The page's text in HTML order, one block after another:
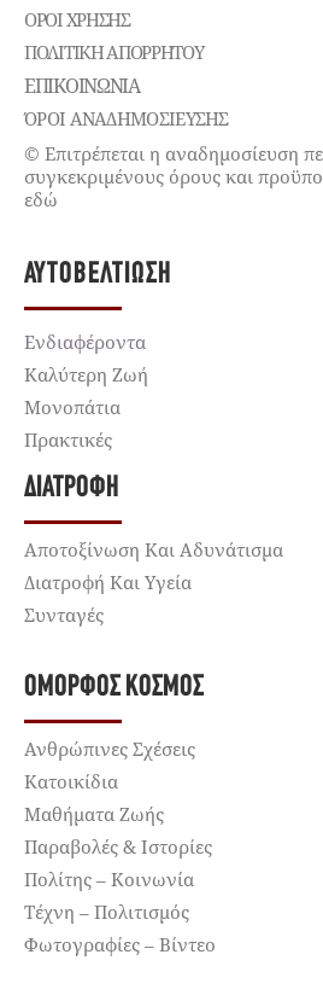
ΌΡΟΙ ΧΡΉΣΗΣ
ΠΟΛΙΤΙΚΉ ΑΠΟΡΡΉΤΟΥ
ΕΠΙΚΟΙΝΩΝΊΑ
ΌΡΟΙ ΑΝΑΔΗΜΟΣΙΕΥΣΗΣ
© Επιτρέπεται η αναδημοσίευση
συγκεκριμένους όρους και
εδώ
ΑΥΤΟΒΕΛΤΊΩΣΗ
Ενδιαφέροντα
Καλύτερη Ζωή
Μονοπάτια
Πρακτικές
ΔΙΑΤΡΟΦΉ
Αποτοξίνωση Και Αδυνάτισμα
Διατροφή Και Υγεία
Συνταγές
ΌΜΟΡΦΟΣ ΚΌΣΜΟΣ
Ανθρώπινες Σχέσεις
Κατοικίδια
Μαθήματα Ζωής
Παραβολές & Ιστορίες
Πολίτης – Κοινωνία
Τέχνη – Πολιτισμός
Φωτογραφίες – Βίντεο